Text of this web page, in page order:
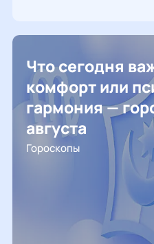
Что сегодня
комфорт или
гармония —
августа
Гороскопы